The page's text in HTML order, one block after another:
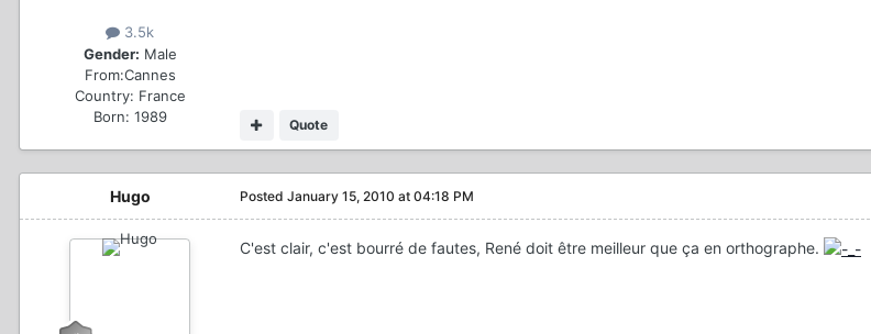
3.5k
Gender: Male
From:Cannes
Country: France
Born: 1989
Quote
Hugo Posted January 15, 2010 at 04:18 PM
C'est clair, c'est bourré de fautes, René doit être meilleur que ça en orthographe.